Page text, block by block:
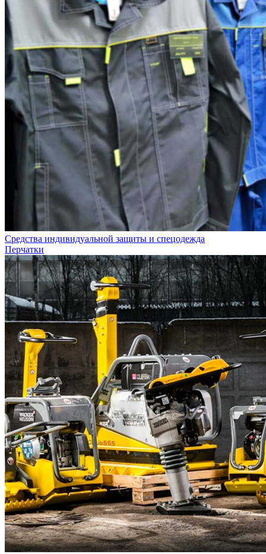
Средства индивидуальной защиты и спецодежда
Перчатки